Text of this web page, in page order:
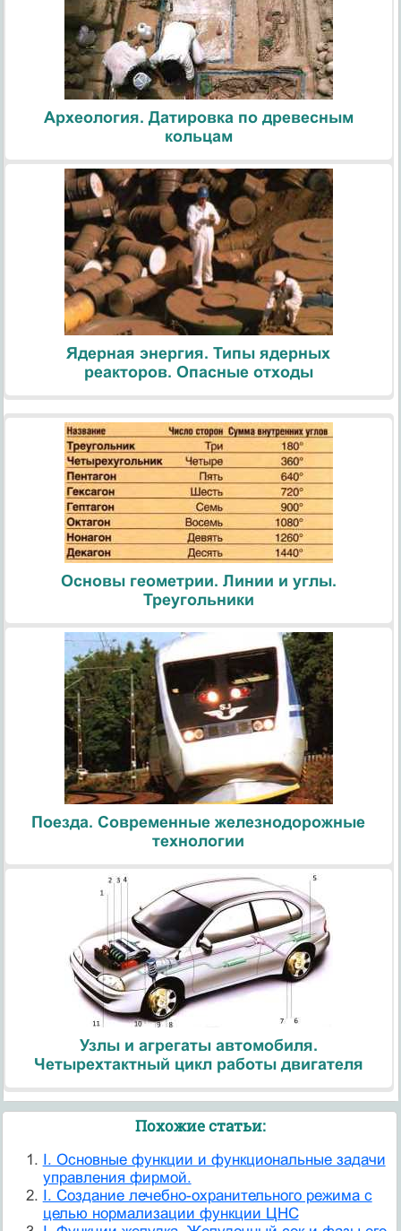
Археология. Датировка по древесным
кольцам
Ядерная энергия. Типы ядерных
реакторов. Опасные отходы
Основы геометрии. Линии и углы.
Треугольники
Поезда. Современные железнодорожные
технологии
Узлы и агрегаты автомобиля.
Четырехтактный цикл работы двигателя
Похожие статьи:
I. Основные функции и функциональные задачи
управления фирмой.
I. Создание лечебно-охранительного режима с
целью нормализации функции ЦНС